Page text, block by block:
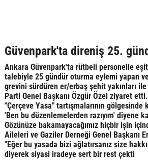
Güvenpark'ta direniş 25.
Ankara Güvenpark'ta rütbeli personelle
talebiyle 25 gündür oturma eylemi yapan
grevini sürdüren er/erbaş şehit yakınları ile
Parti Genel Başkanı Özgür Özel ziyaret
"Çerçeve Yasa" tartışmalarının
'Ben bu düzenlemelerden razıyım' diyene
Gözünüze bakamayacağımız hiçbir işin
Aileleri ve Gaziler Derneği Genel Başkanı
"Eğer bu yasada bizi ağlatırsanız size
diyerek siyasi iradeye sert bir rest çekti